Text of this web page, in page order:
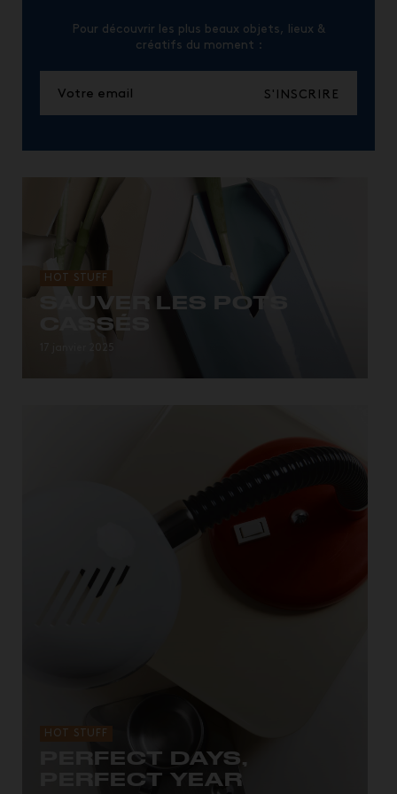
Pour découvrir les plus beaux objets, lieux &
créatifs du moment :
S'INSCRIRE
HOT STUFF
SAUVER LES POTS
CASSÉS
HOT STUFF
PERFECT DAYS,
PERFECT YEAR